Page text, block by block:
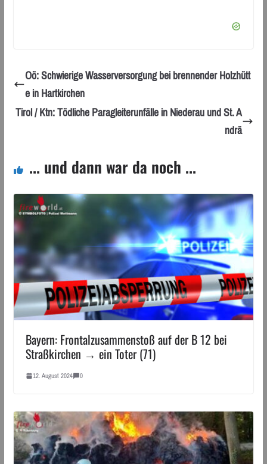
Oö: Schwierige Wasserversorgung bei brennender Holzhütt
e in Hartkirchen
Tirol / Ktn: Tödliche Paragleiterunfälle in Niederau und St. A
ndrä
... und dann war da noch ...
Bayern: Frontalzusammenstoß auf der B 12 bei
Straßkirchen → ein Toter (71)
12. August 2024 0